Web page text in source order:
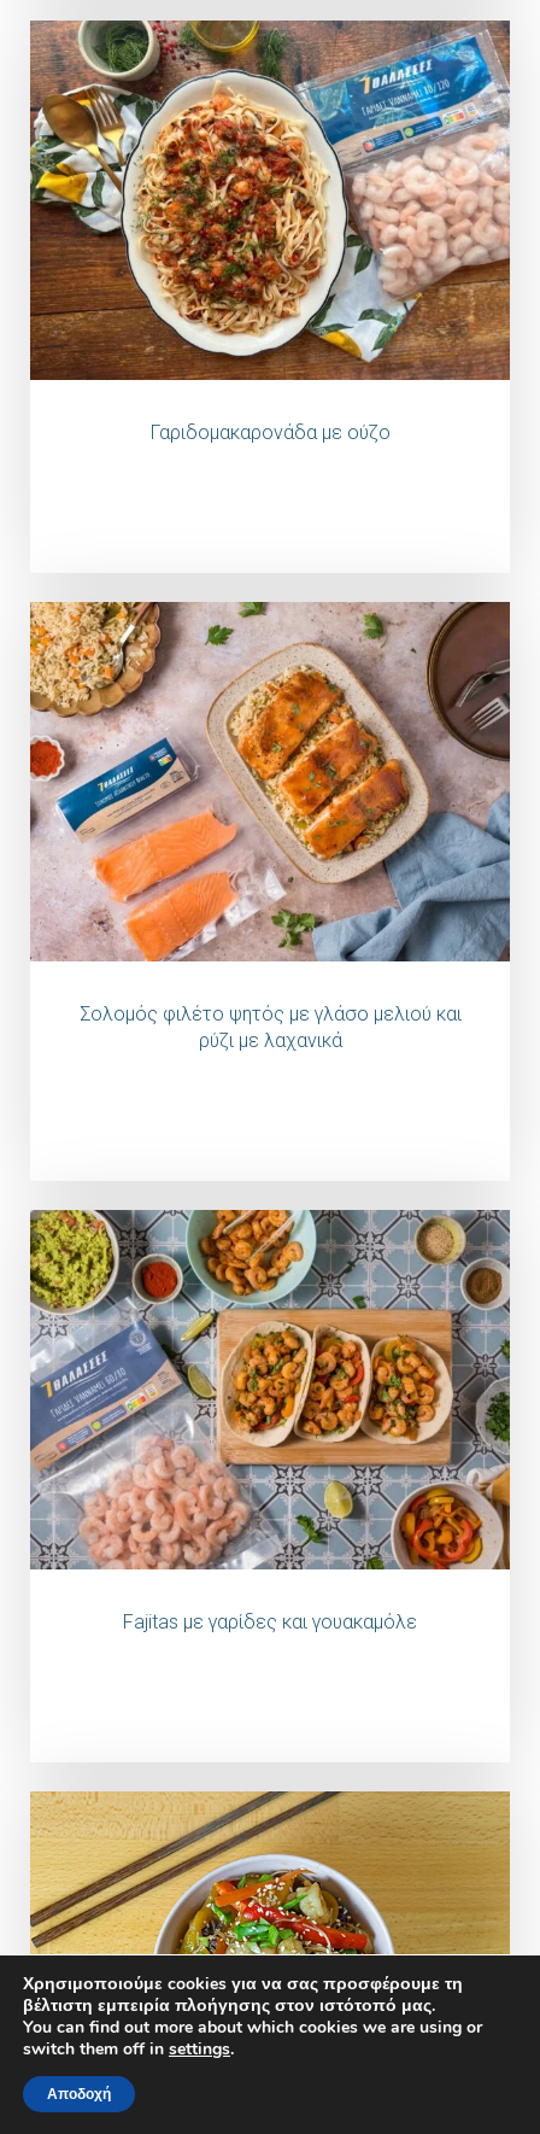
Γαριδομακαρονάδα με ούζο
Σολομός φιλέτο ψητός με γλάσο μελιού και
ρύζι με λαχανικά
Fajitas με γαρίδες και γουακαμόλε
Χρησιμοποιούμε cookies για να σας προσφέρουμε τη
βέλτιστη εμπειρία πλοήγησης στον ιστότοπό μας.
You can find out more about which cookies we are using or
switch them off in settings.
Αποδοχή